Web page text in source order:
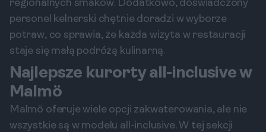
regionalnych smaków. Dodatkowo, doświadczony
personel kelnerski chętnie doradzi w wyborze
potraw, co sprawia, że każda wizyta w restauracji
staje się małą podróżą kulinarną.
Najlepsze kurorty all-inclusive w
Malmö
Malmö oferuje wiele opcji zakwaterowania, ale nie
wszystkie są w modelu all-inclusive. W tej sekcji